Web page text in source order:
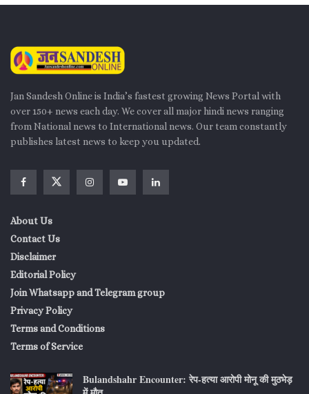
Jan Sandesh Online is India’s fastest growing News Portal with
over 150+ news each day. We cover all major hindi news ranging
from National news to International news. Our team constantly
publishes latest news to keep you updated.
About Us
Contact Us
Disclaimer
Editorial Policy
Join Whatsapp and Telegram group
Privacy Policy
Terms and Conditions
Terms of Service
Bulandshahr Encounter: रेप-हत्या आरोपी मोनू की मुठभेड़